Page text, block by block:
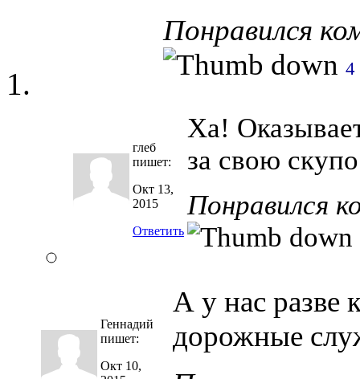
Понравился
4
глеб
пишет:
Окт 13,
2015
Ответить
Ха!
за свою
Понравился
Геннадий
пишет:
Окт 10,
А у нас разве
дорожные